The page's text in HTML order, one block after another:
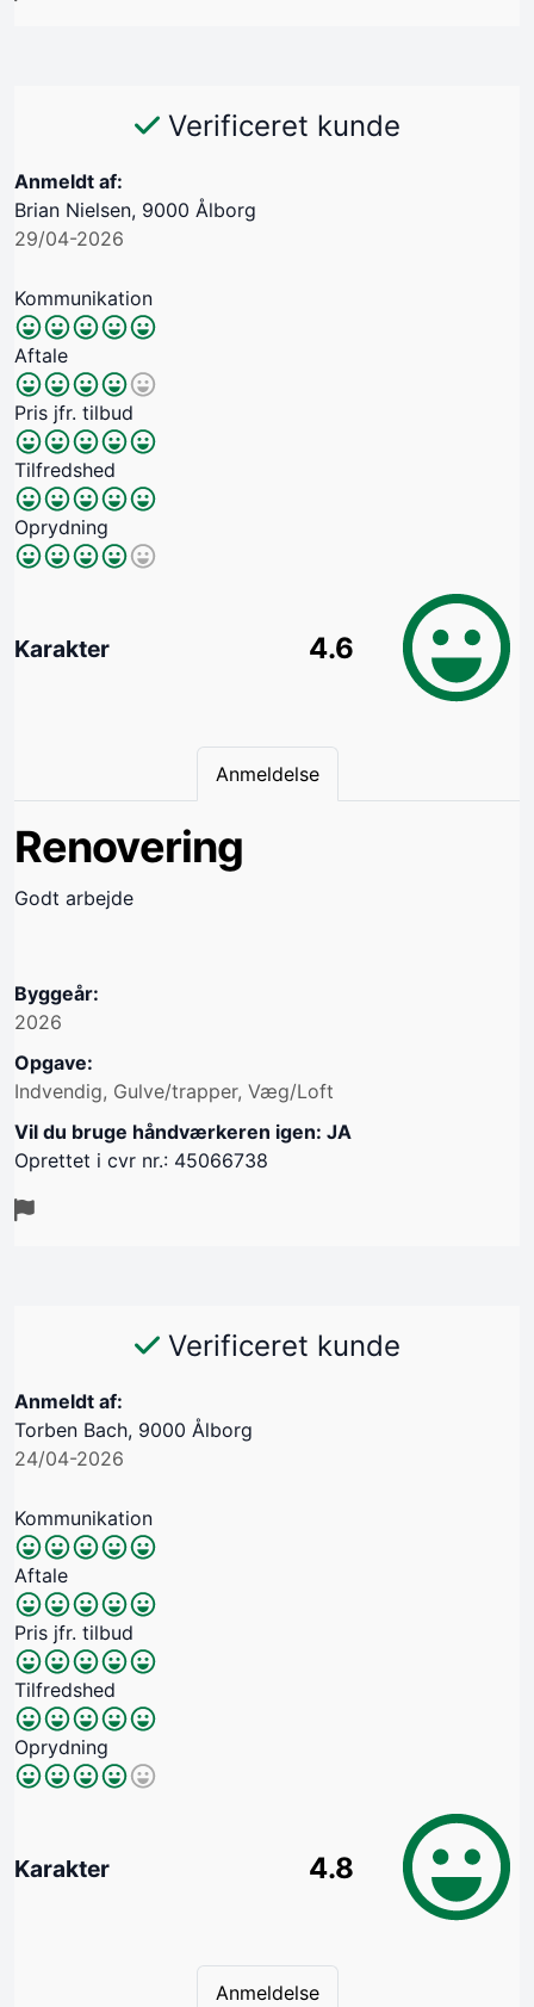
Verificeret kunde
Anmeldt af:
Brian Nielsen, 9000 Ålborg
29/04-2026
Kommunikation
Aftale
Pris jfr. tilbud
Tilfredshed
Oprydning
Karakter 4.6
Anmeldelse
Renovering
Godt arbejde
Byggeår:
2026
Opgave:
Indvendig, Gulve/trapper, Væg/Loft
Vil du bruge håndværkeren igen: JA
Oprettet i cvr nr.: 45066738
Verificeret kunde
Anmeldt af:
Torben Bach, 9000 Ålborg
24/04-2026
Kommunikation
Aftale
Pris jfr. tilbud
Tilfredshed
Oprydning
Karakter 4.8
Anmeldelse